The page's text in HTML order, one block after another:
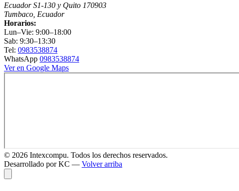
Ecuador S1-130 y Quito 170903
Tumbaco, Ecuador
Horarios:
Lun–Vie: 9:00–18:00
Sab: 9:30–13:30
Tel: 0983538874
WhatsApp 0983538874
Ver en Google Maps
© 2026 Intexcompu. Todos los derechos reservados.
Desarrollado por KC — Volver arriba